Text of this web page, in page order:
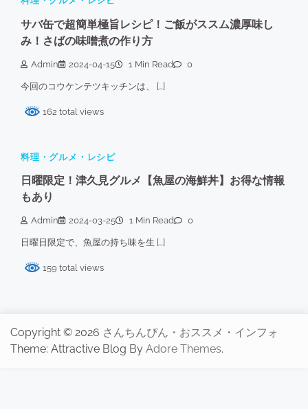
サバ缶で超簡単極旨レシピ！ご飯がススム濃厚味し
み！さばの味噌煮の作り方
Admin 2024-04-15 1 Min Read 0
今回のコウケンテツキッチンは、 […]
162 total views
料理・グルメ・レシピ
日曜限定！津久見グルメ【魚屋の海鮮丼】お得な情報
もあり
Admin 2024-03-25 1 Min Read 0
日曜日限定で、魚屋の持ち味を生 […]
159 total views
Copyright © 2026 さんちんぴん・おススメ・インフォ
Theme: Attractive Blog By Adore Themes.